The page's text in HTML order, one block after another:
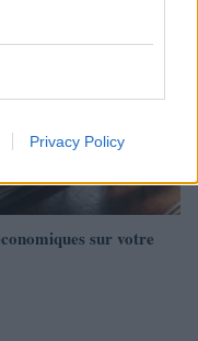
Privacy Policy
sur votre